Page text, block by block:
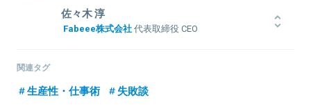
佐々木 淳
Fabeee株式会社代表取締役 CEO
社の営業部門に配属されたことを機に、まずはトップセールスの道
いてトップセールスになり、MVP賞を受賞。
関連タグ
生産性・仕事術 失敗談